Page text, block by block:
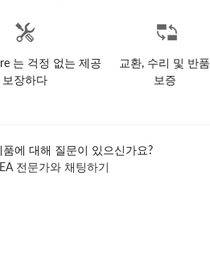
는 걱정 없는 제공
보장하다
교환, 수리 및 반품
보증
품에 대해 질문이 있으신가요?
전문가와 채팅하기